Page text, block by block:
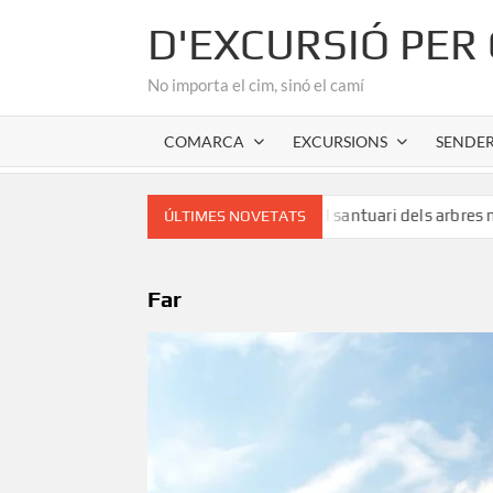
D'EXCURSIÓ
No importa el cim, sinó el camí
COMARCA EXCURSIONS
ÚLTIMES NOVETATS
Fageda de la Grevolosa: El santuari dels arbres
Far